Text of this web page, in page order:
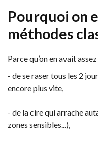
Pourquoi on
méthodes
Parce qu’on en avait assez
- de se raser tous les 2
encore plus vite,
- de la cire qui arrache
zones sensibles...),